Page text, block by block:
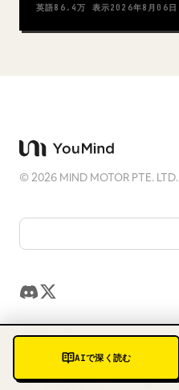
AIで深く読む
英語86.4万 表示2026年8月06日
©2026 MIND MOTOR PTE. LTD.
プロンプト
Nano Banana Pro プロンプト
GPT Image 2 プロンプト